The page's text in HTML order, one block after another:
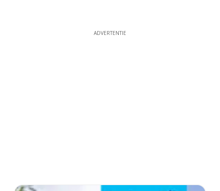
ADVERTENTIE